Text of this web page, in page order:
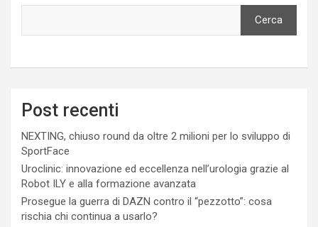
Cerca
Post recenti
NEXTING, chiuso round da oltre 2 milioni per lo sviluppo di
SportFace
Uroclinic: innovazione ed eccellenza nell’urologia grazie al
Robot ILY e alla formazione avanzata
Prosegue la guerra di DAZN contro il “pezzotto”: cosa
rischia chi continua a usarlo?